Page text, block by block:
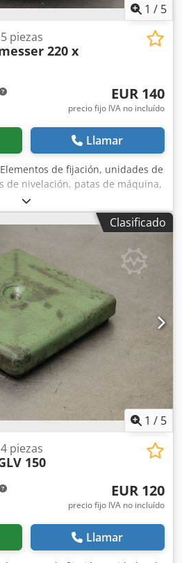
1 / 5
piezas
220 x
EUR 140
precio fijo IVA no incluído
Llamar
de fijación, unidades de
de nivelación, patas de máquina,
de nivelación, base de máquina,
soporte de máquina, pie de
suspensión. Dsdpfx Ajfzlutodqekr
5 unidades, para máquinas
-Precio/Venta: como conjunto
Ø 220 x 167 mm. -Peso total: 34,5
Clasificado
1 / 5
piezas
150
EUR 120
precio fijo IVA no incluído
Llamar